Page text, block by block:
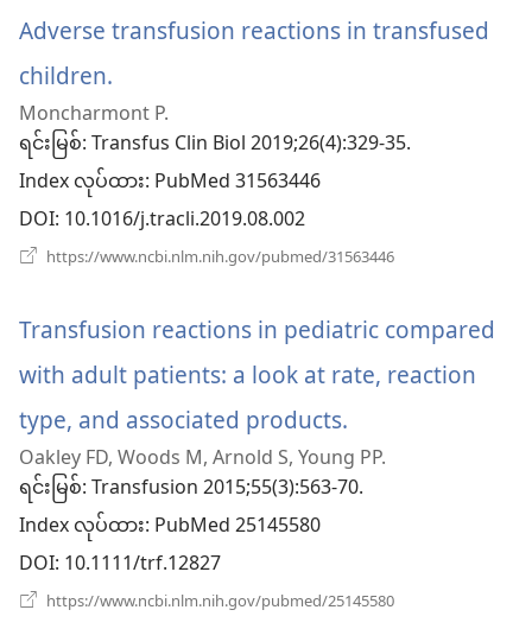
တယ်)
နေ
Adverse transfusion reactions in transfused
children.
အသစ်
င့်
နေ
တယ်)
Moncharmont P.
ရင်းမြစ်‎: Transfus Clin Biol 2019;26(4):329-35.
Index လုပ်ထား‎: PubMed 31563446
DOI‎: 10.1016/j.tracli.2019.08.002
https://www.ncbi.nlm.nih.gov/pubmed/31563446
နေ
တယ်)
Transfusion reactions in pediatric compared
with adult patients: a look at rate, reaction
type, and associated products.
အသစ်
နေ
Oakley FD, Woods M, Arnold S, Young PP.
ရင်းမြစ်‎: Transfusion 2015;55(3):563-70.
Index လုပ်ထား‎: PubMed 25145580
DOI‎: 10.1111/trf.12827
https://www.ncbi.nlm.nih.gov/pubmed/25145580